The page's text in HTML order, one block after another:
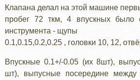
Клапана делал на этой машине
пробег 72 ткм, 4 впускных было
инструмента - щупы
0.1,0.15,0.2,0.25 , головки 10, 12,
Впускные 0.1+/-0.05 (их 8шт),
шт), выпусные посередине